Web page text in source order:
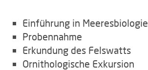
Einführung in Meeresbiologie
Probennahme
Erkundung des Felswatts
Ornithologische Exkursion